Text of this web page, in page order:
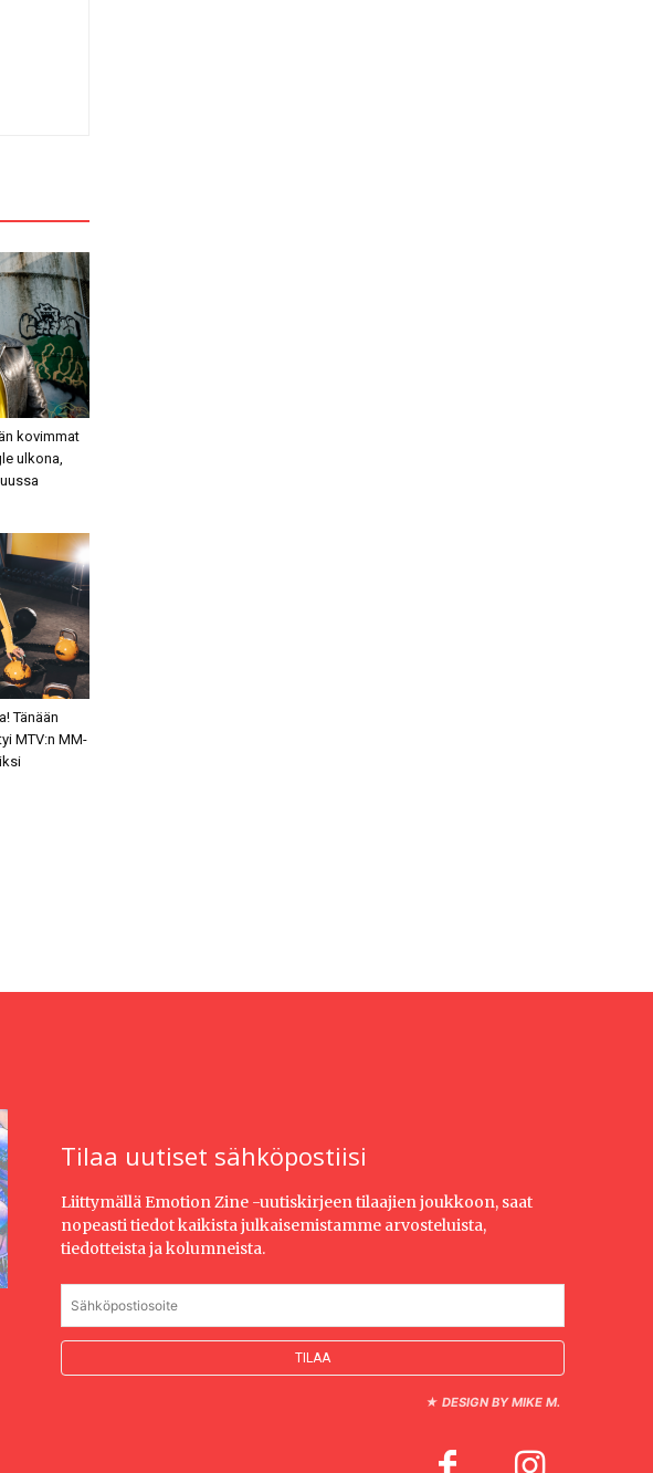
kovimmat
ulkona,
Tänään
MTV:n MM-
Tilaa uutiset sähköpostiisi
Liittymällä Emotion Zine -uutiskirjeen tilaajien joukkoon, saat
nopeasti tiedot kaikista julkaisemistamme arvosteluista,
tiedotteista ja kolumneista.
★ DESIGN BY MIKE M.